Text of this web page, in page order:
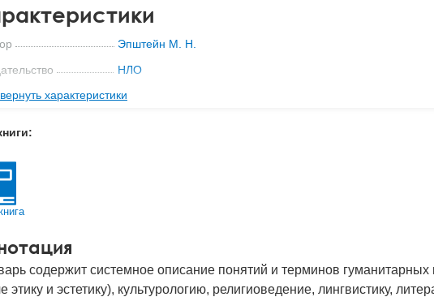
Эпштейн М. Н.
НЛО
книги
173x245x32 мм
во стр
характеристики
содержит системное описание понятий и терминов
этику и эстетику), культурологию, религиоведение, лингвистику,